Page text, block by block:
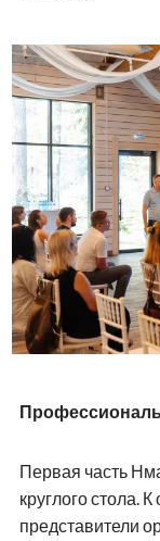
Первая часть
круглого стола.
представители